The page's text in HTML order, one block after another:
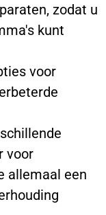
zodat u
kunt
voor
voor
allemaal een